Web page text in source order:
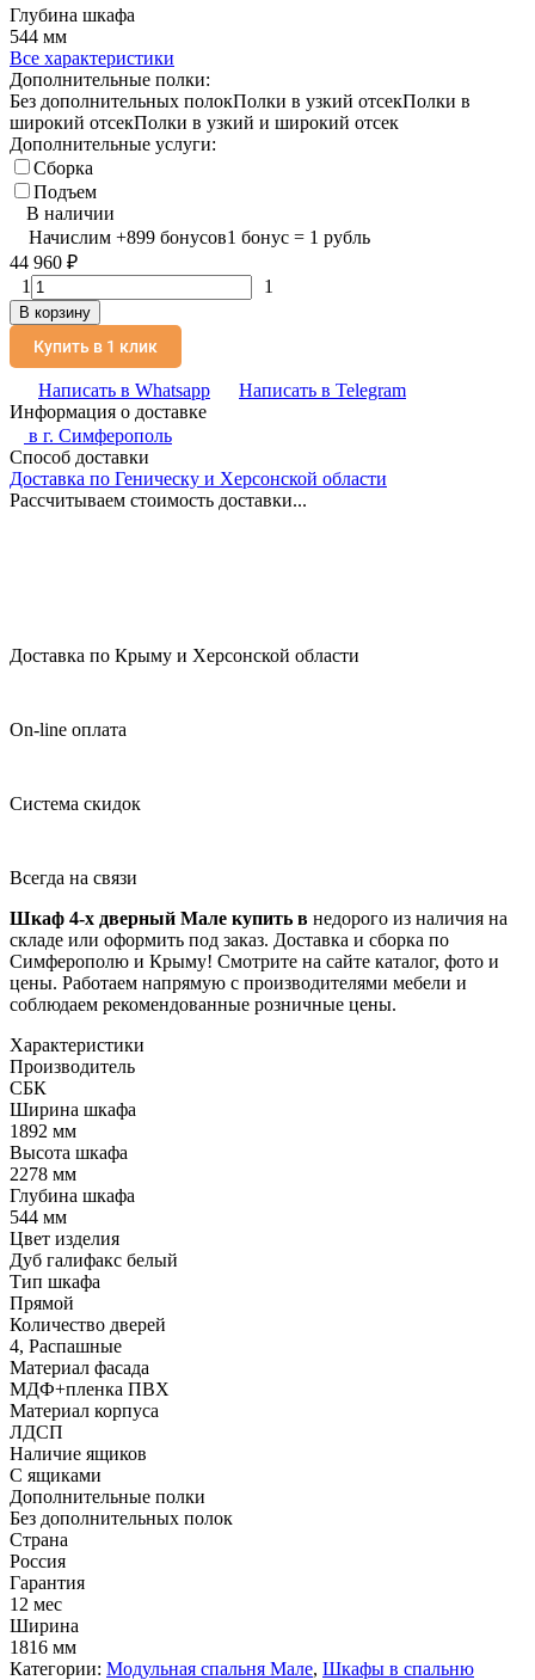
Глубина шкафа
544 мм
Все характеристики
Дополнительные полки:
Без дополнительных полокПолки в узкий отсекПолки в
широкий отсекПолки в узкий и широкий отсек
Дополнительные услуги:
Сборка
Подъем
В наличии
Начислим +899 бонусов1 бонус = 1 рубль
44 960 ₽
1
1
В корзину
Купить в 1 клик
Написать в Whatsapp
Написать в Telegram
Информация о доставке
в г. Симферополь
Способ доставки
Доставка по Геническу и Херсонской области
Рассчитываем стоимость доставки...
Доставка по Крыму и Херсонской области
On-line оплата
Система скидок
Всегда на связи
Шкаф 4-х дверный Мале купить в недорого из наличия на
складе или оформить под заказ. Доставка и сборка по
Симферополю и Крыму! Смотрите на сайте каталог, фото и
цены. Работаем напрямую с производителями мебели и
соблюдаем рекомендованные розничные цены.
Характеристики
Производитель
СБК
Ширина шкафа
1892 мм
Высота шкафа
2278 мм
Глубина шкафа
544 мм
Цвет изделия
Дуб галифакс белый
Тип шкафа
Прямой
Количество дверей
4, Распашные
Материал фасада
МДФ+пленка ПВХ
Материал корпуса
ЛДСП
Наличие ящиков
С ящиками
Дополнительные полки
Без дополнительных полок
Страна
Россия
Гарантия
12 мес
Ширина
1816 мм
Категории: Модульная спальня Мале, Шкафы в спальню